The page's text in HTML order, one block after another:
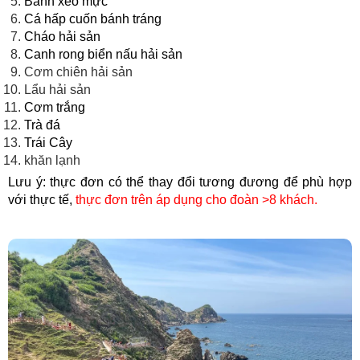
Cá hấp cuốn bánh tráng
Cháo hải sản
Canh rong biển nấu hải sản
Cơm chiên hải sản
Lẩu hải sản
Cơm trắng
Trà đá
Trái Cây
khăn lạnh
Lưu ý: thực đơn có thể thay đổi tương đương để phù hợp
với thực tế, thực đơn trên áp dụng cho đoàn >8 khách.